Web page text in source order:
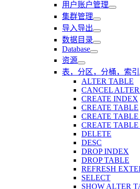
用户账户管理
集群管理
导入导出
数据目录
Database
资源
表，分区，分桶，索引
ALTER TABLE
CANCEL
CREATE INDEX
CREATE TABLE
CREATE TABLE
CREATE
DELETE
DESC
DROP INDEX
DROP TABLE
REFRESH
SELECT
SHOW ALTER